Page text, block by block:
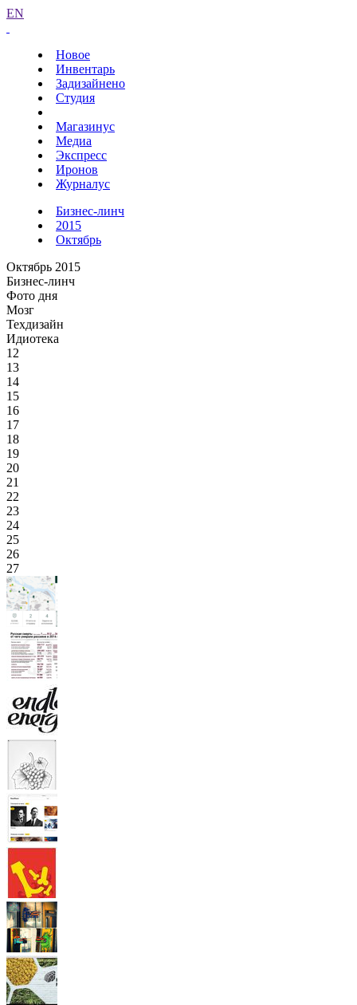
EN
Новое
Инвентарь
Задизайнено
Студия
Магазинус
Медиа
Экспресс
Иронов
Журналус
Бизнес-линч
2015
Октябрь
Октябрь 2015
Бизнес-линч
Фото дня
Мозг
Техдизайн
Идиотека
12
13
14
15
16
17
18
19
20
21
22
23
24
25
26
27